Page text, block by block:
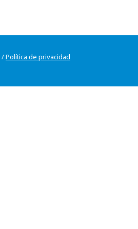
/Política de privacidad